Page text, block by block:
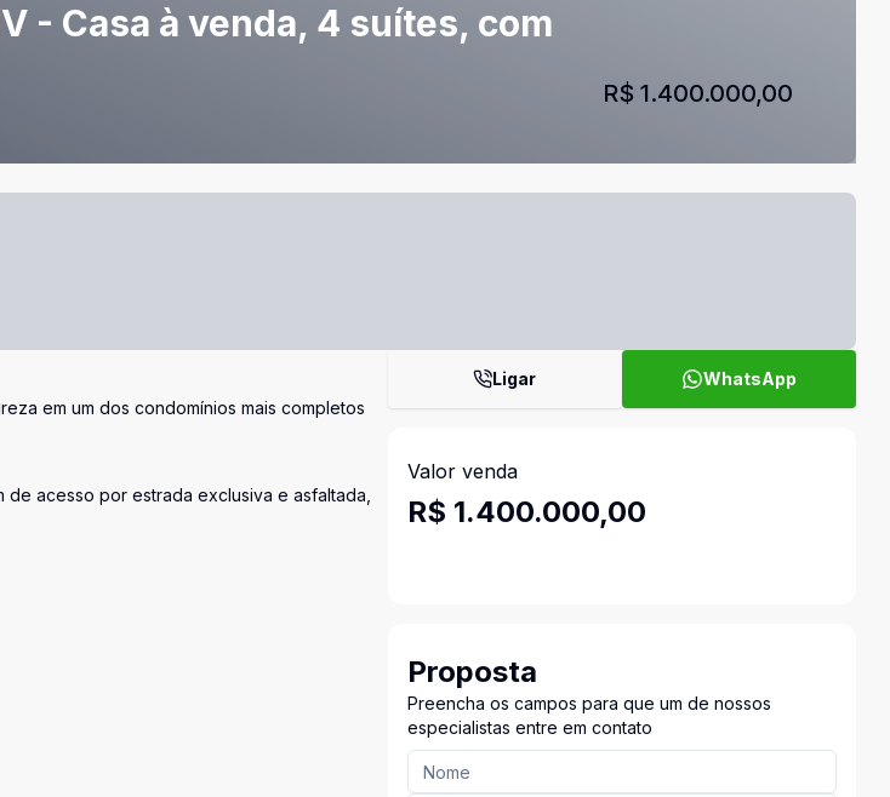
- Casa à venda, 4 suítes, com
R$ 1.400.000,00
em um dos condomínios mais completos
acesso por estrada exclusiva e asfaltada,
Ligar WhatsApp
Valor venda
R$ 1.400.000,00
Proposta
Preencha os campos para que um de nossos
especialistas entre em contato